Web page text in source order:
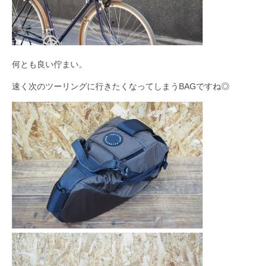
何とも良い佇まい。
速く次のツーリングに行きたくなってしまうBAGですね◎